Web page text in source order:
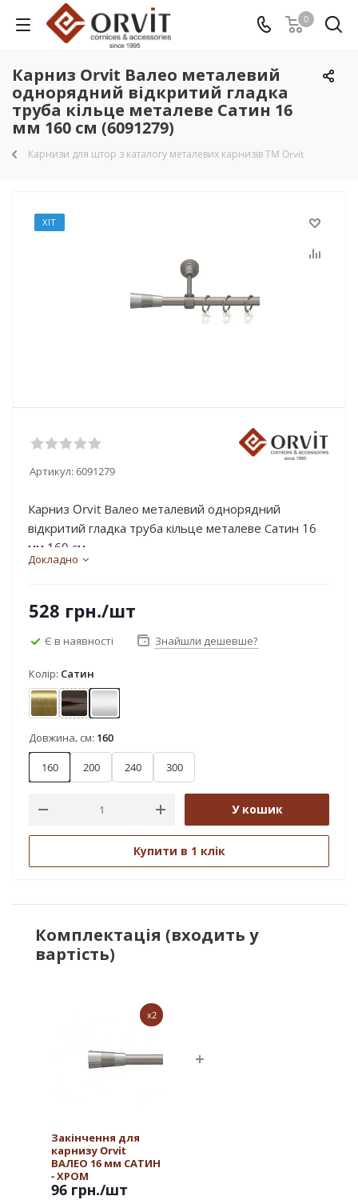
0
Карниз Orvit Валео металевий
однорядний відкритий гладка
труба кільце металеве Сатин 16
мм 160 см (6091279)
Карнизи для штор з каталогу металевих карнизів TM Orvit
ХІТ
Артикул:6091279
Карниз Orvit Валео металевий однорядний
відкритий гладка труба кільце металеве Сатин 16
мм 160 см...
Докладно
528 грн./шт
Є в наявності Знайшли дешевше?
Колір: Сатин
АнтикОніксСатин
Довжина, см: 160
160 200 240 300
У кошик
Купити в 1 клік
Комплектація (входить у
вартість)
x2
Закінчення для
карнизу Orvit
ВАЛЕО 16 мм САТИН
- ХРОМ
96 грн./шт